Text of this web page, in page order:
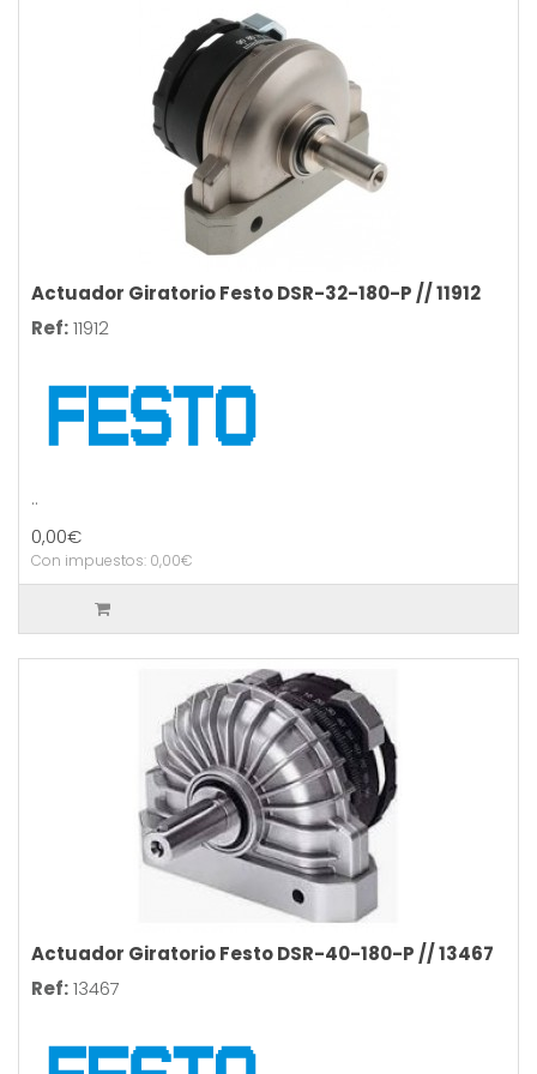
Actuador Giratorio Festo DSR-32-180-P // 11912
Ref:11912
..
0,00€
Con impuestos: 0,00€
Actuador Giratorio Festo DSR-40-180-P // 13467
Ref:13467